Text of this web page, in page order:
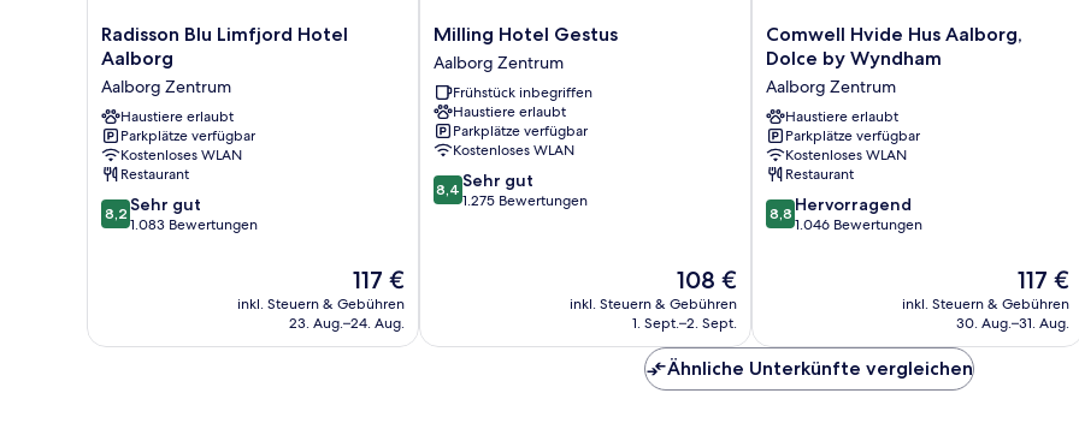
Radisson
Blu
Hotel
Aalborg
Aalborg
Zentrum
Radisson Blu Limfjord Hotel
Aalborg
Aalborg Zentrum
Haustiere erlaubt
Parkplätze verfügbar
Kostenloses WLAN
Restaurant
8.2
von
8,2 Sehr gut
1.083 Bewertungen
Der
Preis
beträgt
117 €
inkl. Steuern & Gebühren
23. Aug.–24. Aug.
Milling
Hotel
Gestus
Aalborg
Zentrum
Milling Hotel Gestus
Aalborg Zentrum
Frühstück inbegriffen
Haustiere erlaubt
Parkplätze verfügbar
Kostenloses WLAN
8.4
von
8,4 Sehr gut
1.275 Bewertungen
Der
Preis
beträgt
108 €
inkl. Steuern & Gebühren
1. Sept.–2. Sept.
Comwell
Hvide
Aalborg,
Dolce
by
Wyndham
Aalborg
Zentrum
Comwell Hvide Hus Aalborg,
Dolce by Wyndham
Aalborg Zentrum
Haustiere erlaubt
Parkplätze verfügbar
Kostenloses WLAN
Restaurant
8.8
von
8,8 Hervorragend
1.046 Bewertungen
Der
Preis
beträgt
117 €
inkl. Steuern & Gebühren
30. Aug.–31. Aug.
Ähnliche Unterkünfte vergleichen